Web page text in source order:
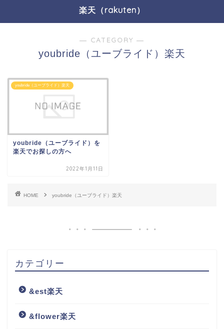
楽天（rakuten）
― CATEGORY ―
youbride（ユーブライド）楽天
youbride（ユーブライド）楽天
youbride（ユーブライド）を
楽天でお探しの方へ
2022年1月11日
HOME youbride（ユーブライド）楽天
カテゴリー
&est楽天
&flower楽天